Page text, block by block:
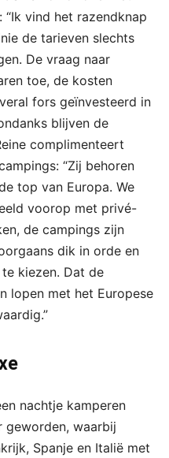
vind het razendknap
de tarieven slechts
De vraag naar
toe, de kosten
fors geïnvesteerd in
blijven de
complimenteert
“Zij behoren
top van Europa. We
voorop met privé-
de campings zijn
dik in orde en
kiezen. Dat de
lopen met het Europese
nachtje kamperen
geworden, waarbij
Spanje en Italië met